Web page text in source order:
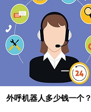
外呼机器人多少钱一个？